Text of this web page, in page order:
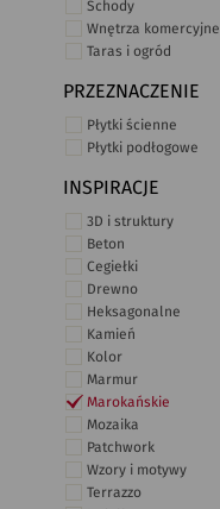
Schody
Wnętrza komercyjne
Taras i ogród
PRZEZNACZENIE
Płytki ścienne
Płytki podłogowe
INSPIRACJE
3D i struktury
Beton
Cegiełki
Drewno
Heksagonalne
Kamień
Kolor
Marmur
Marokańskie
Mozaika
Patchwork
Wzory i motywy
Terrazzo